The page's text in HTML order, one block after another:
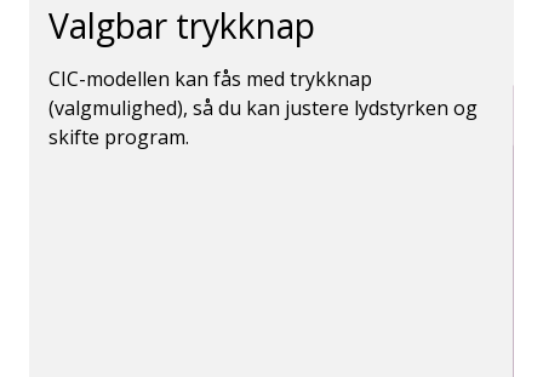
Valgbar trykknap
CIC-modellen kan fås med trykknap
(valgmulighed), så du kan justere lydstyrken og
skifte program.